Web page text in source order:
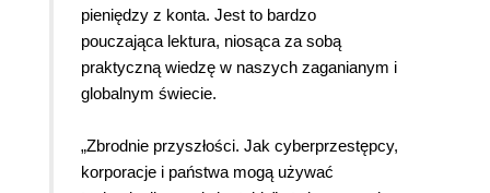
pieniędzy z konta. Jest to bardzo
pouczająca lektura, niosąca za sobą
praktyczną wiedzę w naszych zaganianym i
globalnym świecie.
„Zbrodnie przyszłości. Jak cyberprzestępcy,
korporacje i państwa mogą używać